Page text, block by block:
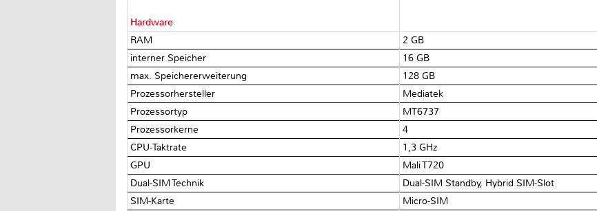
Hardware
RAM
2 GB
interner Speicher
16 GB
max. Speichererweiterung
128 GB
Prozessorhersteller
Mediatek
Prozessortyp
MT6737
Prozessorkerne
4
CPU-Taktrate
1,3 GHz
GPU
Mali T720
Dual-SIM Technik
Dual-SIM Standby, Hybrid SIM-Slot
SIM-Karte
Micro-SIM